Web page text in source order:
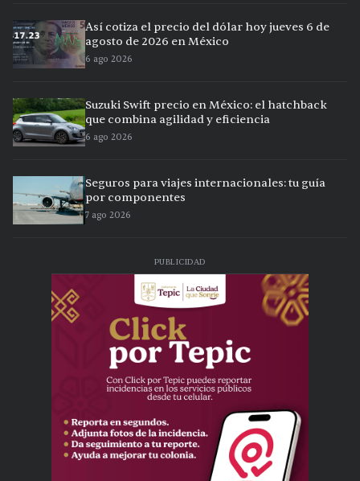
Así cotiza el precio del dólar hoy jueves 6 de
agosto de 2026 en México
6 ago 2026
Suzuki Swift precio en México: el hatchback
que combina agilidad y eficiencia
6 ago 2026
Seguros para viajes internacionales: tu guía
por componentes
7 ago 2026
PUBLICIDAD